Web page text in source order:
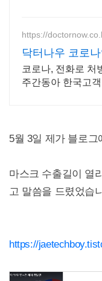
https://
닥터나우 코로
365일 24시간
코로나, 전화로 처
주간동아 한국고
5월 3일 제가 블로그
마스크 수출길이 열
고 말씀을 드렸었습
https://